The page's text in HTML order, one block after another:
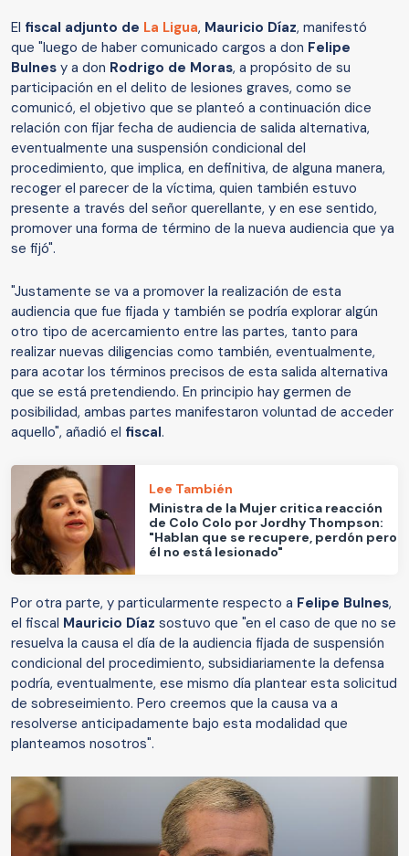
El fiscal adjunto de La Ligua, Mauricio Díaz, manifestó
que "luego de haber comunicado cargos a don Felipe
Bulnes y a don Rodrigo de Moras, a propósito de su
participación en el delito de lesiones graves, como se
comunicó, el objetivo que se planteó a continuación dice
relación con fijar fecha de audiencia de salida alternativa,
eventualmente una suspensión condicional del
procedimiento, que implica, en definitiva, de alguna manera,
recoger el parecer de la víctima, quien también estuvo
presente a través del señor querellante, y en ese sentido,
promover una forma de término de la nueva audiencia que ya
se fijó".
"Justamente se va a promover la realización de esta
audiencia que fue fijada y también se podría explorar algún
otro tipo de acercamiento entre las partes, tanto para
realizar nuevas diligencias como también, eventualmente,
para acotar los términos precisos de esta salida alternativa
que se está pretendiendo. En principio hay germen de
posibilidad, ambas partes manifestaron voluntad de acceder
aquello", añadió el fiscal.
Lee También
Ministra de la Mujer critica reacción
de Colo Colo por Jordhy Thompson:
"Hablan que se recupere, perdón pero
él no está lesionado"
Por otra parte, y particularmente respecto a Felipe Bulnes,
el fiscal Mauricio Díaz sostuvo que "en el caso de que no se
resuelva la causa el día de la audiencia fijada de suspensión
condicional del procedimiento, subsidiariamente la defensa
podría, eventualmente, ese mismo día plantear esta solicitud
de sobreseimiento. Pero creemos que la causa va a
resolverse anticipadamente bajo esta modalidad que
planteamos nosotros".